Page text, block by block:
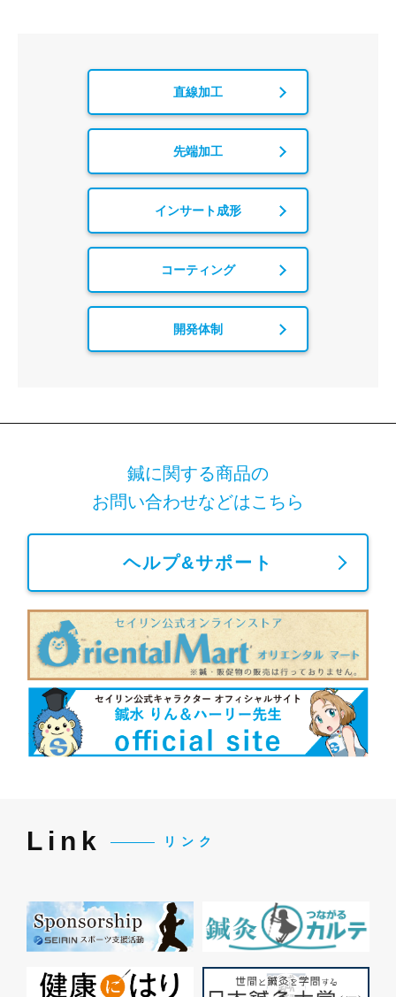
直線加工
先端加工
インサート成形
コーティング
開発体制
鍼に関する商品の
お問い合わせなどはこちら
ヘルプ&サポート
Link リンク